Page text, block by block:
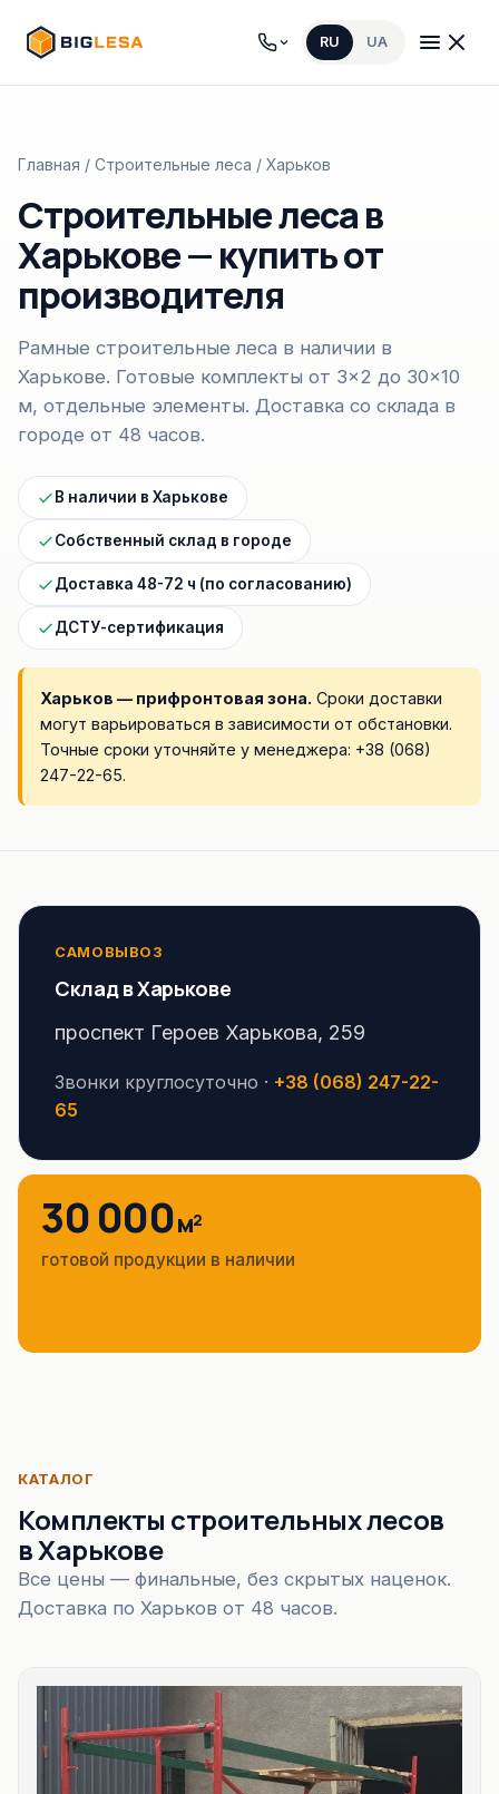
RU UA
Главная / Строительные леса / Харьков
Строительные леса в
Харькове — купить от
производителя
Рамные строительные леса в наличии в
Харькове. Готовые комплекты от 3×2 до 30×10
м, отдельные элементы. Доставка со склада в
городе от 48 часов.
В наличии в Харькове
Собственный склад в городе
Доставка 48-72 ч (по согласованию)
ДСТУ-сертификация
Харьков — прифронтовая зона. Сроки доставки
могут варьироваться в зависимости от обстановки.
Точные сроки уточняйте у менеджера: +38 (068)
247-22-65.
САМОВЫВОЗ
Склад в Харькове
проспект Героев Харькова, 259
Звонки круглосуточно · +38 (068) 247-22-
65
30 000м²
готовой продукции в наличии
КАТАЛОГ
Комплекты строительных лесов
в Харькове
Все цены — финальные, без скрытых наценок.
Доставка по Харьков от 48 часов.